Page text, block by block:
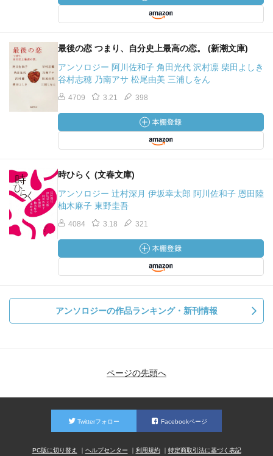
最後の恋 つまり、自分史上最高の恋。 (新潮文庫)
アンソロジー 阿川佐和子 角田光代 沢村凛 柴田よしき
谷村志穂 乃南アサ 松尾由美 三浦しをん
4709 3.21 398
時ひらく (文春文庫)
アンソロジー 辻村深月 伊坂幸太郎 阿川佐和子 恩田陸
柚木麻子 東野圭吾
4084 3.18 321
アンソロジーの作品ランキング・新刊情報
ページの先頭へ
Twitterフォロー Facebookページ
PC版に切り替え ヘルプセンター 利用規約 特定商取引法に基づく表記